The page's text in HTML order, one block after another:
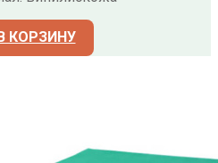
КОРЗИНУ